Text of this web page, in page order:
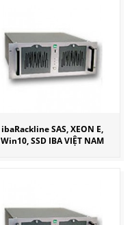
ibaRackline SAS, XEON E,
Win10, SSD IBA VIỆT NAM